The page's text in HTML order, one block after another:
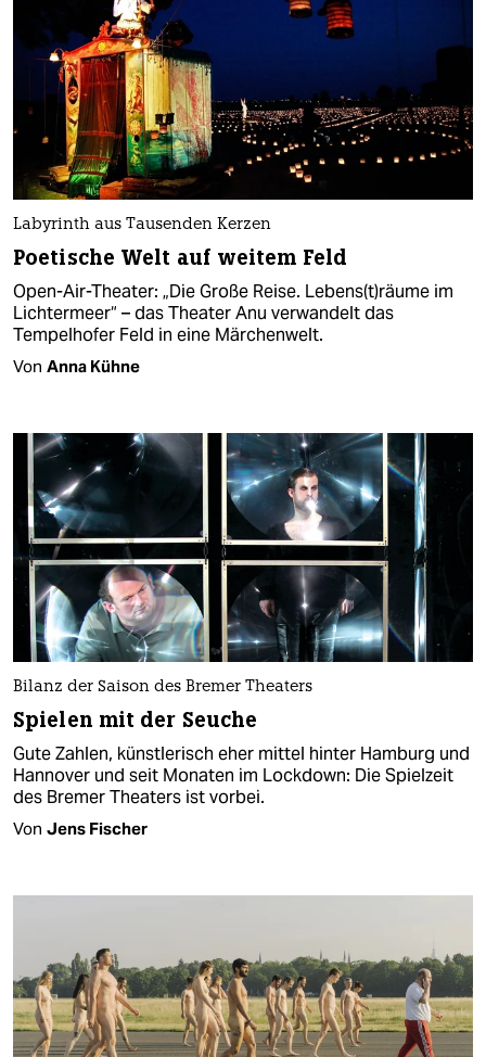
Labyrinth aus Tausenden Kerzen
Poetische Welt auf weitem Feld
Open-Air-Theater: „Die Große Reise. Lebens(t)räume im
Lichtermeer“ – das Theater Anu verwandelt das
Tempelhofer Feld in eine Märchenwelt.
Von Anna Kühne
Bilanz der Saison des Bremer Theaters
Spielen mit der Seuche
Gute Zahlen, künstlerisch eher mittel hinter Hamburg und
Hannover und seit Monaten im Lockdown: Die Spielzeit
des Bremer Theaters ist vorbei.
Von Jens Fischer